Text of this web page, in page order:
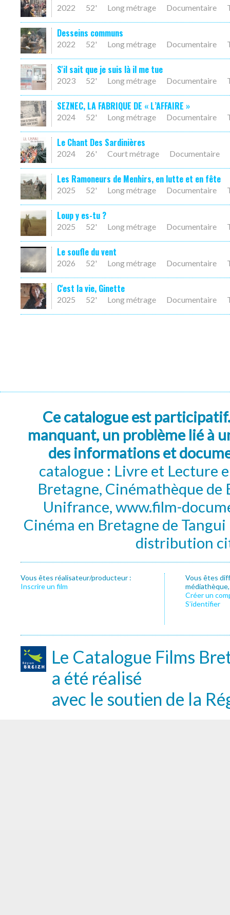
2022 52' Long métrage Documentaire
Desseins communs
2022 52' Long métrage Documentaire
S'il sait que je suis là il me tue
2023 52' Long métrage Documentaire
SEZNEC, LA FABRIQUE DE « L’AFFAIRE »
2024 52' Long métrage Documentaire
Le Chant Des Sardinières
2024 26' Court métrage Documentaire
Les Ramoneurs de Menhirs, en lutte et en fête
2025 52' Long métrage Documentaire
Loup y es-tu ?
2025 52' Long métrage Documentaire
Le soufle du vent
2026 52' Long métrage Documentaire
C'est la vie, Ginette
2025 52' Long métrage Documentaire
Ce catalogue est
manquant, un problème lié à
des informations et
catalogue : Livre et Lecture
Bretagne, Cinémathèque de
Unifrance, www.film-
Cinéma en Bretagne de
distribution
Vous êtes réalisateur/producteur :
Inscrire un film
Vous êtes
Créer un
S’identifier
Le Catalogue Films
a été réalisé
avec le soutien de la